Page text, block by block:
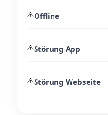
⚠️Offline
⚠️Störung App
⚠️Störung Webseite